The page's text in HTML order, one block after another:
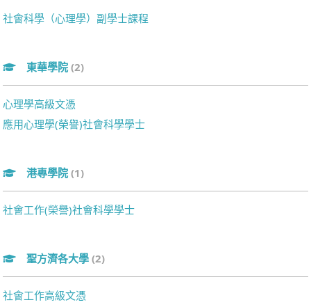
社會科學（心理學）副學士課程
東華學院 (2)
心理學高級文憑
應用心理學(榮譽)社會科學學士
港專學院 (1)
社會工作(榮譽)社會科學學士
聖方濟各大學 (2)
社會工作高級文憑